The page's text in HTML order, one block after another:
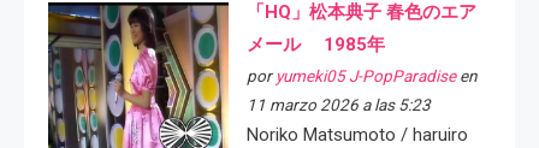
「HQ」松本典子 春色のエア
メール 1985年
por yumeki05 J-PopParadiseen
11 marzo 2026 a las 5:23
Noriko Matsumoto / haruiro